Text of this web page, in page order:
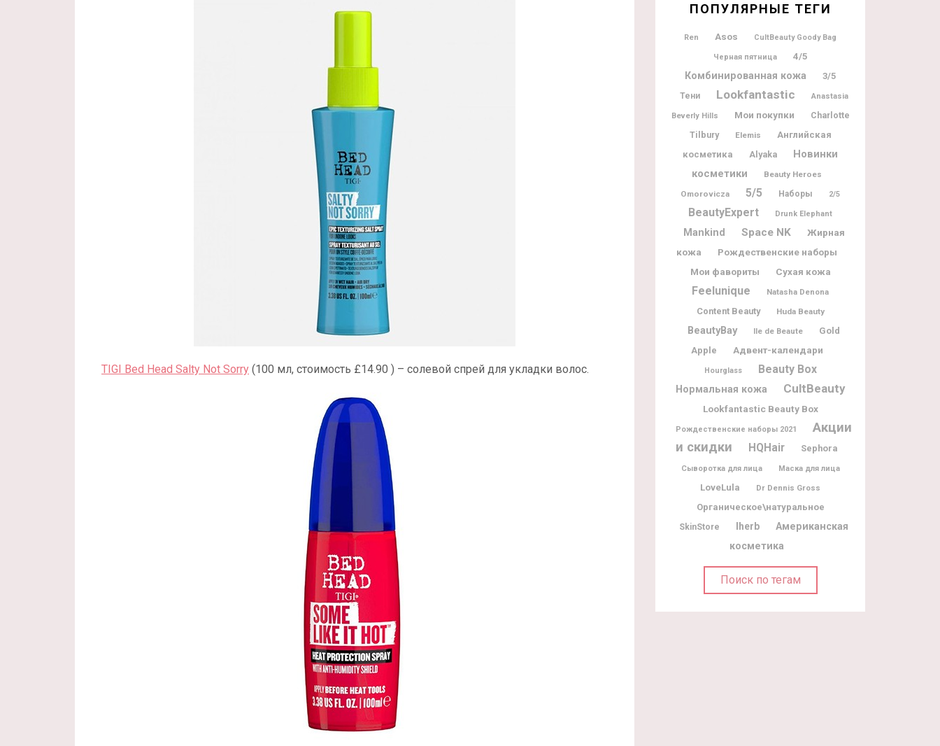
TIGI Bed Head Salty Not Sorry ​(100 мл, стоимость £14.90 ) – солевой спрей для укладки волос.
ПОПУЛЯРНЫЕ ТЕГИ
Ren Asos CultBeauty Goody Bag
Черная пятница 4/5
Комбинированная кожа 3/5
Тени Lookfantastic Anastasia
Beverly Hills Мои покупки
Charlotte
Tilbury
Elemis
Английская
косметика
Alyaka
Новинки
косметики
Beauty Heroes
Omorovicza
5/5 Наборы 2/5
BeautyExpert Drunk Elephant
Mankind Space NK
Жирная
кожа
Рождественские наборы
Мои фавориты
Сухая кожа
Feelunique Natasha Denona
Content Beauty Huda Beauty
BeautyBay Ile de Beaute
Gold
Apple
Адвент-календари
Hourglass Beauty Box
Нормальная кожа CultBeauty
Lookfantastic Beauty Box
Рождественские наборы 2021
Акции
и скидки
HQHair Sephora
Сыворотка для лица Маска для лица
LoveLula Dr Dennis Gross
Органическое\натуральное
SkinStore Iherb
Американская
косметика
Поиск по тегам